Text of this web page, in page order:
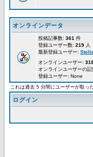
オンラインデータ
投稿記事数: 361 件
登録ユーザー数: 219 人
最新登録ユーザー:
オンラインユーザー:
オンラインユーザーの記
登録ユーザー: None
これは過去 5 分間にユーザーが取っ
ログイン